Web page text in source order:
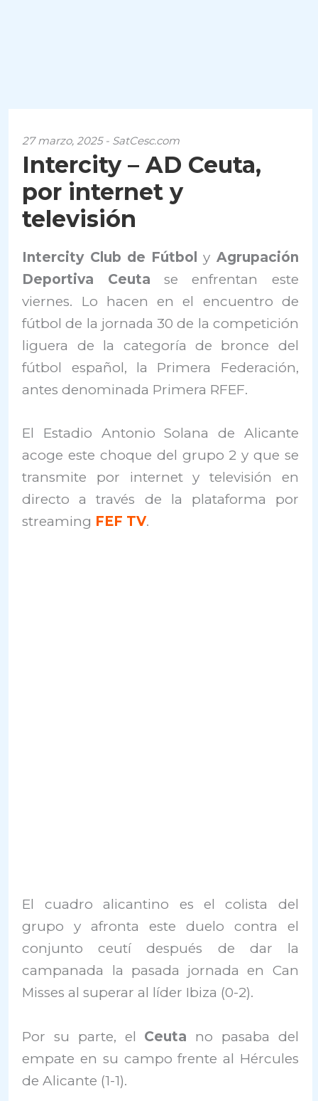
27 marzo, 2025 - SatCesc.com
Intercity – AD Ceuta,
por internet y
televisión
Intercity Club de Fútboly Agrupación
Deportiva Ceuta se enfrentan este
viernes. Lo hacen en el encuentro de
fútbol de la jornada 30 de la competición
liguera de la categoría de bronce del
fútbol español, la Primera Federación,
antes denominada Primera RFEF.
El Estadio Antonio Solana de Alicante
acoge este choque del grupo 2 y que se
transmite por internet y televisión en
directo a través de la plataforma por
streaming FEF TV.
El cuadro alicantino es el colista del
grupo y afronta este duelo contra el
conjunto ceutí después de dar la
campanada la pasada jornada en Can
Misses al superar al líder Ibiza (0-2).
Por su parte, el Ceuta no pasaba del
empate en su campo frente al Hércules
de Alicante (1-1).